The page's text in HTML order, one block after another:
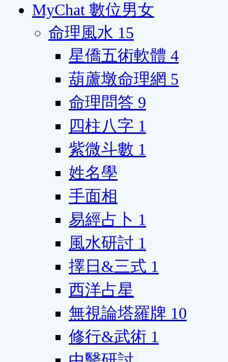
MyChat 數位男女
命理風水 15
星僑五術軟體 4
葫蘆墩命理網 5
命理問答 9
四柱八字 1
紫微斗數 1
姓名學
手面相
易經占卜 1
風水研討 1
擇日&三式 1
西洋占星
無視論塔羅牌 10
修行&武術 1